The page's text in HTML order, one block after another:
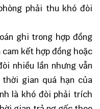
phải thu khó đòi
ghi trong hợp đồng
cam kết hợp đồng hoặc
nhiều lần nhưng vẫn
gian quá hạn của
là khó đòi phải trích